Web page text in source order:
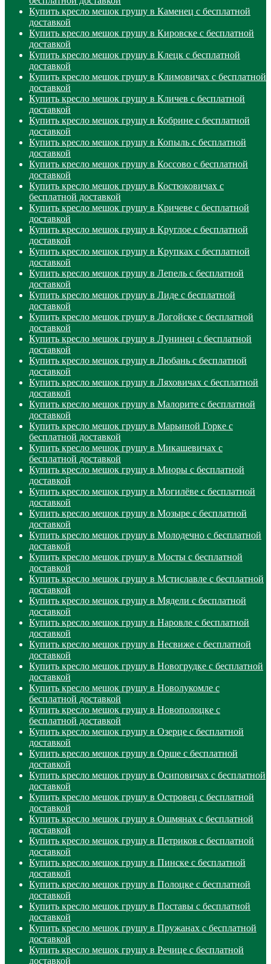
Купить кресло мешок грушу в Каменец с бесплатной
доставкой
Купить кресло мешок грушу в Кировске с бесплатной
доставкой
Купить кресло мешок грушу в Клецк с бесплатной
доставкой
Купить кресло мешок грушу в Климовичах с бесплатной
доставкой
Купить кресло мешок грушу в Кличев с бесплатной
доставкой
Купить кресло мешок грушу в Кобрине с бесплатной
доставкой
Купить кресло мешок грушу в Копыль с бесплатной
доставкой
Купить кресло мешок грушу в Коссово с бесплатной
доставкой
Купить кресло мешок грушу в Костюковичах с
бесплатной доставкой
Купить кресло мешок грушу в Кричеве с бесплатной
доставкой
Купить кресло мешок грушу в Круглое с бесплатной
доставкой
Купить кресло мешок грушу в Крупках с бесплатной
доставкой
Купить кресло мешок грушу в Лепель с бесплатной
доставкой
Купить кресло мешок грушу в Лиде с бесплатной
доставкой
Купить кресло мешок грушу в Логойске с бесплатной
доставкой
Купить кресло мешок грушу в Лунинец с бесплатной
доставкой
Купить кресло мешок грушу в Любань с бесплатной
доставкой
Купить кресло мешок грушу в Ляховичах с бесплатной
доставкой
Купить кресло мешок грушу в Малорите с бесплатной
доставкой
Купить кресло мешок грушу в Марьиной Горке с
бесплатной доставкой
Купить кресло мешок грушу в Микашевичах с
бесплатной доставкой
Купить кресло мешок грушу в Миоры с бесплатной
доставкой
Купить кресло мешок грушу в Могилёве с бесплатной
доставкой
Купить кресло мешок грушу в Мозыре с бесплатной
доставкой
Купить кресло мешок грушу в Молодечно с бесплатной
доставкой
Купить кресло мешок грушу в Мосты с бесплатной
доставкой
Купить кресло мешок грушу в Мстиславле с бесплатной
доставкой
Купить кресло мешок грушу в Мядели с бесплатной
доставкой
Купить кресло мешок грушу в Наровле с бесплатной
доставкой
Купить кресло мешок грушу в Несвиже с бесплатной
доставкой
Купить кресло мешок грушу в Новогрудке с бесплатной
доставкой
Купить кресло мешок грушу в Новолукомле с
бесплатной доставкой
Купить кресло мешок грушу в Новополоцке с
бесплатной доставкой
Купить кресло мешок грушу в Озерце с бесплатной
доставкой
Купить кресло мешок грушу в Орше с бесплатной
доставкой
Купить кресло мешок грушу в Осиповичах с бесплатной
доставкой
Купить кресло мешок грушу в Островец с бесплатной
доставкой
Купить кресло мешок грушу в Ошмянах с бесплатной
доставкой
Купить кресло мешок грушу в Петриков с бесплатной
доставкой
Купить кресло мешок грушу в Пинске с бесплатной
доставкой
Купить кресло мешок грушу в Полоцке с бесплатной
доставкой
Купить кресло мешок грушу в Поставы с бесплатной
доставкой
Купить кресло мешок грушу в Пружанах с бесплатной
доставкой
Купить кресло мешок грушу в Речице с бесплатной
доставкой